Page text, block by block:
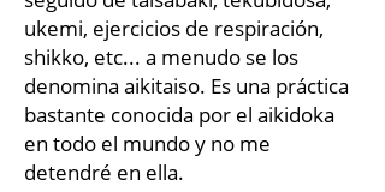
ukemi, ejercicios de respiración,
shikko, etc... a menudo se los
denomina aikitaiso. Es una práctica
bastante conocida por el aikidoka
en todo el mundo y no me
detendré en ella.